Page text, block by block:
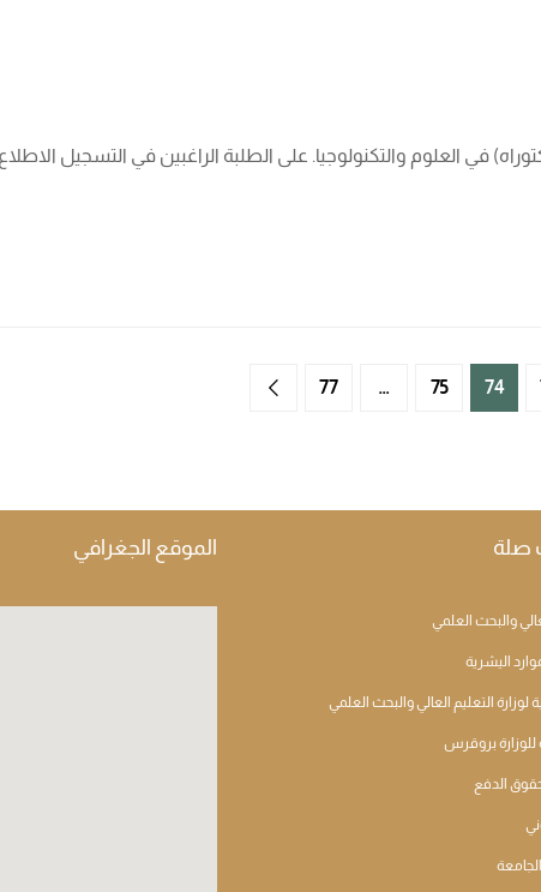
في العلوم والتكنولوجيا. على الطلبة الراغبين في التسجيل
74
75
…
77
صلة
والبحث العلمي
اليشرية
لوزارة التعليم العالي والبحث العلمي
للوزارة بروقرس
الدفع
الموقع الجغرافي